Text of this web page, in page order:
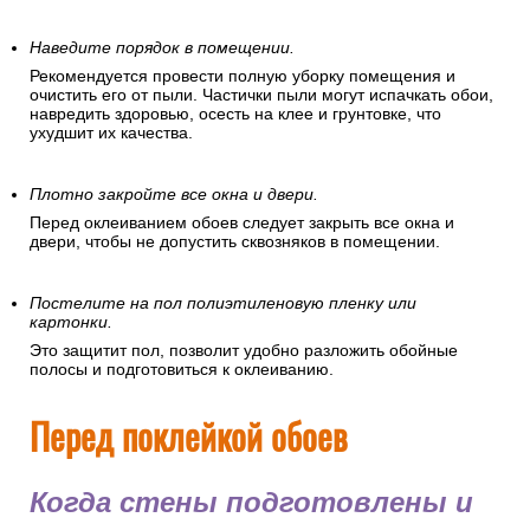
Наведите порядок в помещении.
Рекомендуется провести полную уборку помещения и
очистить его от пыли. Частички пыли могут испачкать обои,
навредить здоровью, осесть на клее и грунтовке, что
ухудшит их качества.
Плотно закройте все окна и двери.
Перед оклеиванием обоев следует закрыть все окна и
двери, чтобы не допустить сквозняков в помещении.
Постелите на пол полиэтиленовую пленку или
картонки.
Это защитит пол, позволит удобно разложить обойные
полосы и подготовиться к оклеиванию.
Перед поклейкой обоев
Когда стены подготовлены и